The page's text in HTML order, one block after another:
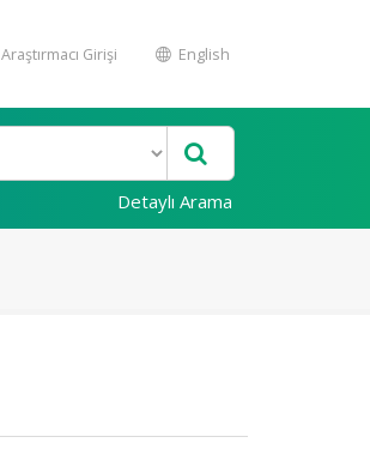
Araştırmacı Girişi English
Detaylı Arama